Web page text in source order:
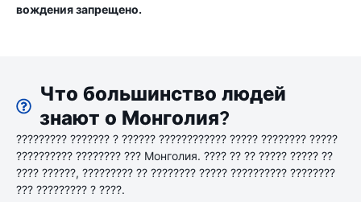
вождения запрещено.
Что большинство людей
знают о Монголия?
????????? ??????? ? ?????? ???????????? ????? ???????? ?????
?????????? ???????? ??? Монголия. ???? ?? ?? ????? ????? ??
???? ??????, ????????? ?? ???????? ????? ?????????? ????????
??? ????????? ? ????.